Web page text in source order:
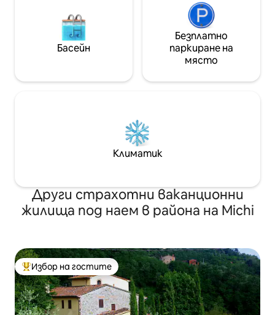
Басейн
Безплатно
паркиране на
място
Климатик
Други страхотни ваканционни
жилища под наем в района на Michi
Най-популярен избор на гостите
Избор на гостите